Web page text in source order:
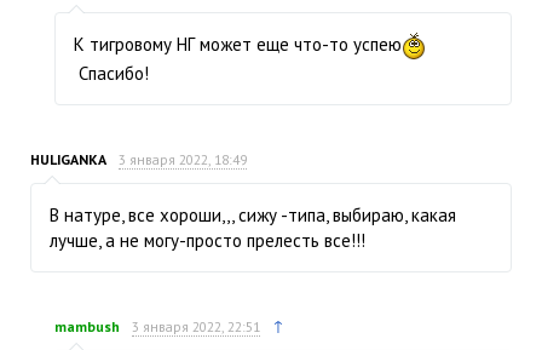
К тигровому НГ может еще что-то успею
Спасибо!
HULIGANKA 3 января 2022, 18:49
В натуре, все хороши,,, сижу -типа, выбираю, какая
лучше, а не могу-просто прелесть все!!!
mambush 3 января 2022, 22:51 ↑